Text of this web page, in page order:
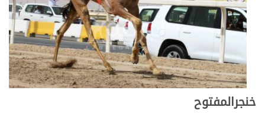
خنجرالمفتوح